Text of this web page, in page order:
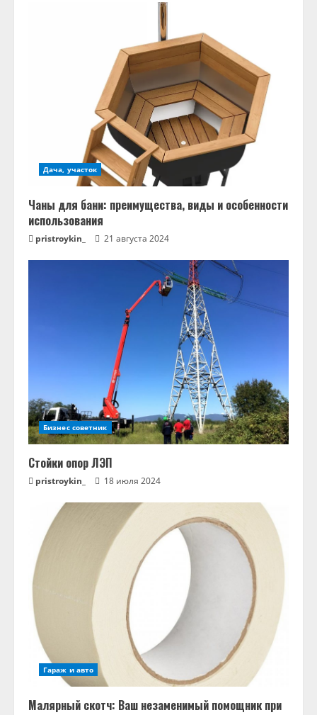
Дача, участок
Чаны для бани: преимущества, виды и особенности
использования
pristroykin_ 21 августа 2024
Бизнес советник
Стойки опор ЛЭП
pristroykin_ 18 июля 2024
Гараж и авто
Малярный скотч: Ваш незаменимый помощник при